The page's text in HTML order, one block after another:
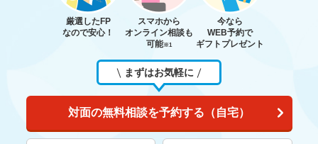
厳選したFP
なので安心！
スマホから
オンライン相談も
可能※1
今なら
WEB予約で
ギフトプレゼント
まずはお気軽に
対面の無料相談を予約する（自宅）